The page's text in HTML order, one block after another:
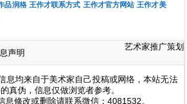
品润格 王作才联系方式 王作才官方网站 王作才美
声明
艺术家推广策划
息均来自于美术家自己投稿或网络，本站无法
真伪，信息仅做浏览者参考。
息修改或删除请联系微信：4081532。